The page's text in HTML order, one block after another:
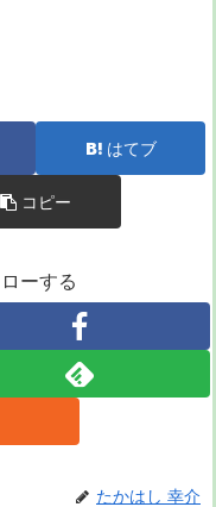
はてブ
コピー
ーする
たかはし 幸介